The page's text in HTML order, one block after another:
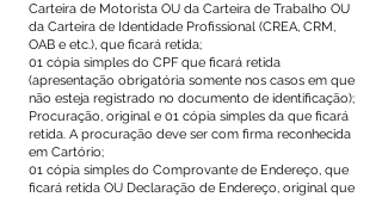
Carteira de Motorista OU da Carteira de Trabalho OU
da Carteira de Identidade Profissional (CREA, CRM,
OAB e etc.), que ficará retida;
01 cópia simples do CPF que ficará retida
(apresentação obrigatória somente nos casos em que
não esteja registrado no documento de identificação);
Procuração, original e 01 cópia simples da que ficará
retida. A procuração deve ser com firma reconhecida
em Cartório;
01 cópia simples do Comprovante de Endereço, que
ficará retida OU Declaração de Endereço, original que